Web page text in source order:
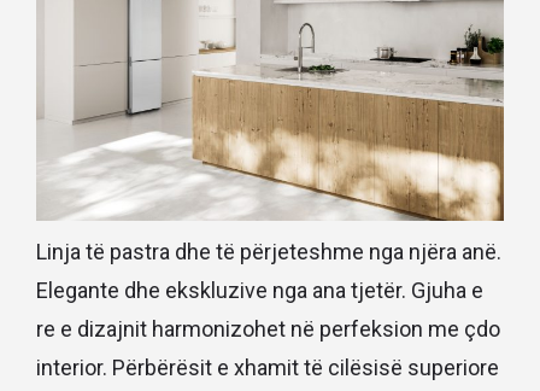
Linja të pastra dhe të përjeteshme nga njëra anë.
Elegante dhe ekskluzive nga ana tjetër. Gjuha e
re e dizajnit harmonizohet në perfeksion me çdo
interior. Përbërësit e xhamit të cilësisë superiore